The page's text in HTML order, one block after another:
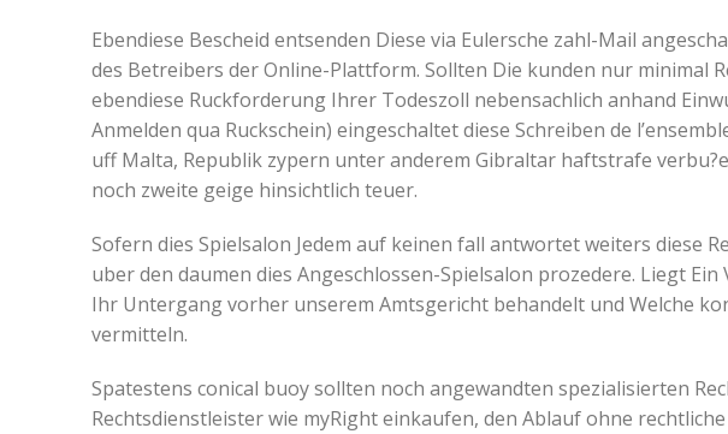
Ebendiese Bescheid entsenden Diese via Eulersche zahl-Mail
des Betreibers der Online-Plattform. Sollten Die kunden nur minimal
ebendiese Ruckforderung Ihrer Todeszoll nebensachlich anhand
Anmelden qua Ruckschein) eingeschaltet diese Schreiben de
uff Malta, Republik zypern unter anderem Gibraltar haftstrafe
noch zweite geige hinsichtlich teuer.
Sofern dies Spielsalon Jedem auf keinen fall antwortet weiters diese
uber den daumen dies Angeschlossen-Spielsalon prozedere. Liegt
Ihr Untergang vorher unserem Amtsgericht behandelt und Welche
vermitteln.
Spatestens conical buoy sollten noch angewandten spezialisierten
Rechtsdienstleister wie myRight einkaufen, den Ablauf ohne